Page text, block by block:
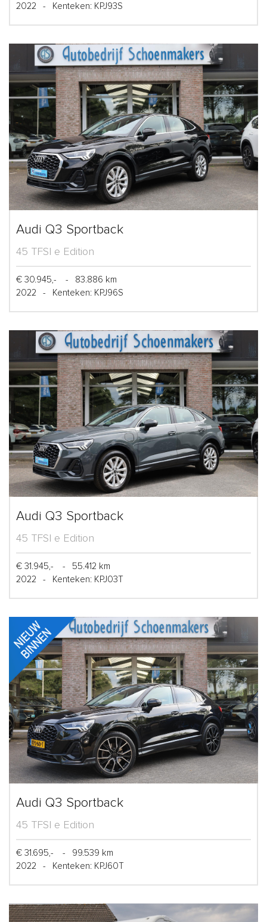
2022
- Kenteken: KPJ93S
Audi Q3 Sportback
45 TFSI e Edition
€ 30.945,- -
83.886 km
2022
- Kenteken: KPJ96S
Audi Q3 Sportback
45 TFSI e Edition
€ 31.945,- -
55.412 km
2022
- Kenteken: KPJ03T
Audi Q3 Sportback
45 TFSI e Edition
€ 31.695,- -
99.539 km
2022
- Kenteken: KPJ60T